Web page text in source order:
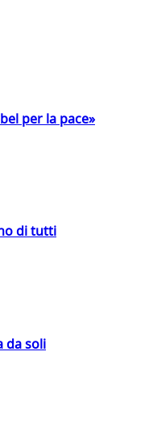
per la pace»
di tutti
da soli